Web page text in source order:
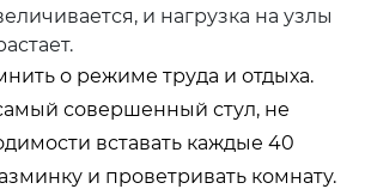
и нагрузка на узлы
о режиме труда и отдыха.
совершенный стул, не
вставать каждые 40
и проветривать комнату.